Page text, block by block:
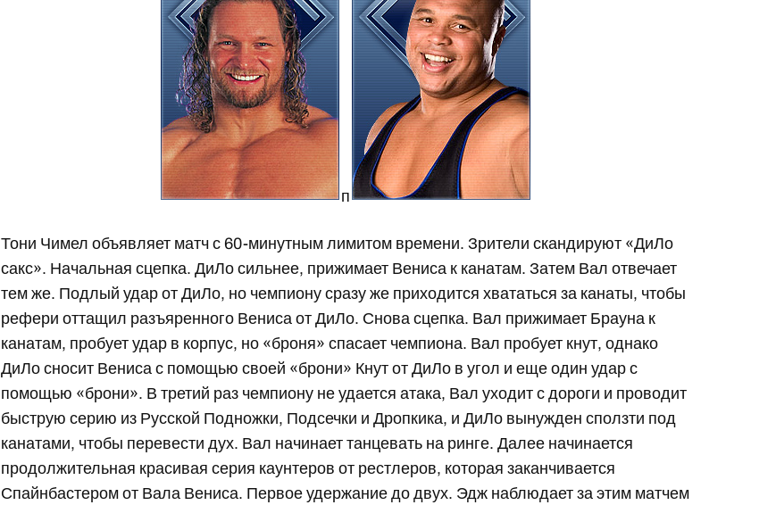
п
Тони Чимел объявляет матч с 60-минутным лимитом времени. Зрители скандируют «ДиЛо
сакс». Начальная сцепка. ДиЛо сильнее, прижимает Вениса к канатам. Затем Вал отвечает
тем же. Подлый удар от ДиЛо, но чемпиону сразу же приходится хвататься за канаты, чтобы
рефери оттащил разъяренного Вениса от ДиЛо. Снова сцепка. Вал прижимает Брауна к
канатам, пробует удар в корпус, но «броня» спасает чемпиона. Вал пробует кнут, однако
ДиЛо сносит Вениса с помощью своей «брони» Кнут от ДиЛо в угол и еще один удар с
помощью «брони». В третий раз чемпиону не удается атака, Вал уходит с дороги и проводит
быструю серию из Русской Подножки, Подсечки и Дропкика, и ДиЛо вынужден сползти под
канатами, чтобы перевести дух. Вал начинает танцевать на ринге. Далее начинается
продолжительная красивая серия каунтеров от рестлеров, которая заканчивается
Спайнбастером от Вала Вениса. Первое удержание до двух. Эдж наблюдает за этим матчем